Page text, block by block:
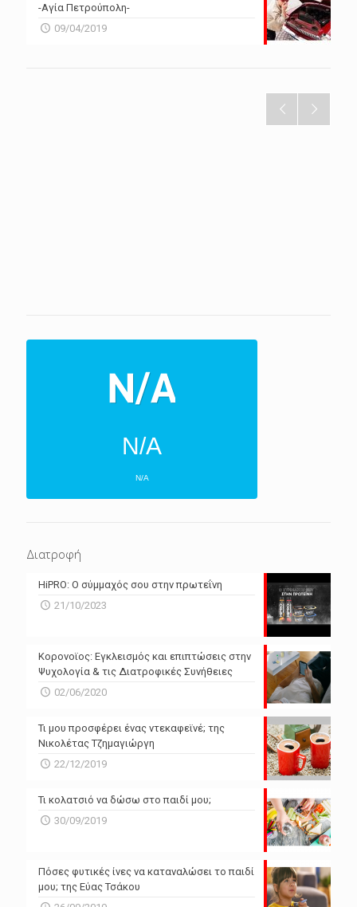
-Αγία Πετρούπολη-
09/04/2019
N/A
N/A
N/A
Powered by Forecast.io
Διατροφή
HiPRO: Ο σύμμαχός σου στην πρωτεΐνη
21/10/2023
Κορονοϊος: Εγκλεισμός και επιπτώσεις στην
Ψυχολογία & τις Διατροφικές Συνήθειες
02/06/2020
Τι μου προσφέρει ένας ντεκαφεϊνέ; της
Νικολέτας Τζημαγιώργη
22/12/2019
Τι κολατσιό να δώσω στο παιδί μου;
30/09/2019
Πόσες φυτικές ίνες να καταναλώσει το παιδί
μου; της Εύας Τσάκου